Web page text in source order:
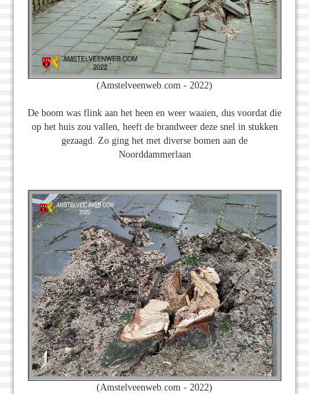
(Amstelveenweb.com - 2022)
De boom was flink aan het heen en weer waaien, dus voordat die
op het huis zou vallen, heeft de brandweer deze snel in stukken
gezaagd. Zo ging het met diverse bomen aan de
Noorddammerlaan
(Amstelveenweb.com - 2022)